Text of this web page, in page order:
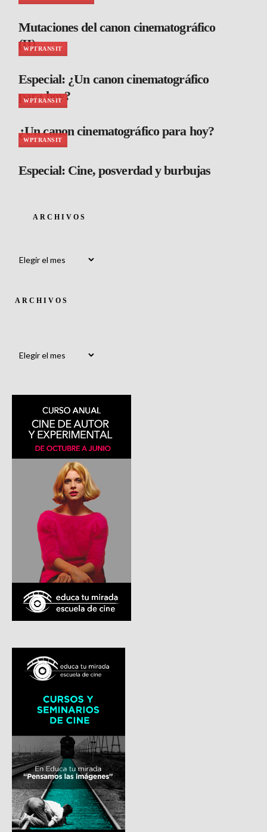
Mutaciones del canon cinematográfico
(II)
WPTRANSIT
Especial: ¿Un canon cinematográfico
para hoy?
WPTRANSIT
¿Un canon cinematográfico para hoy?
WPTRANSIT
Especial: Cine, posverdad y burbujas
ARCHIVOS
ARCHIVOS